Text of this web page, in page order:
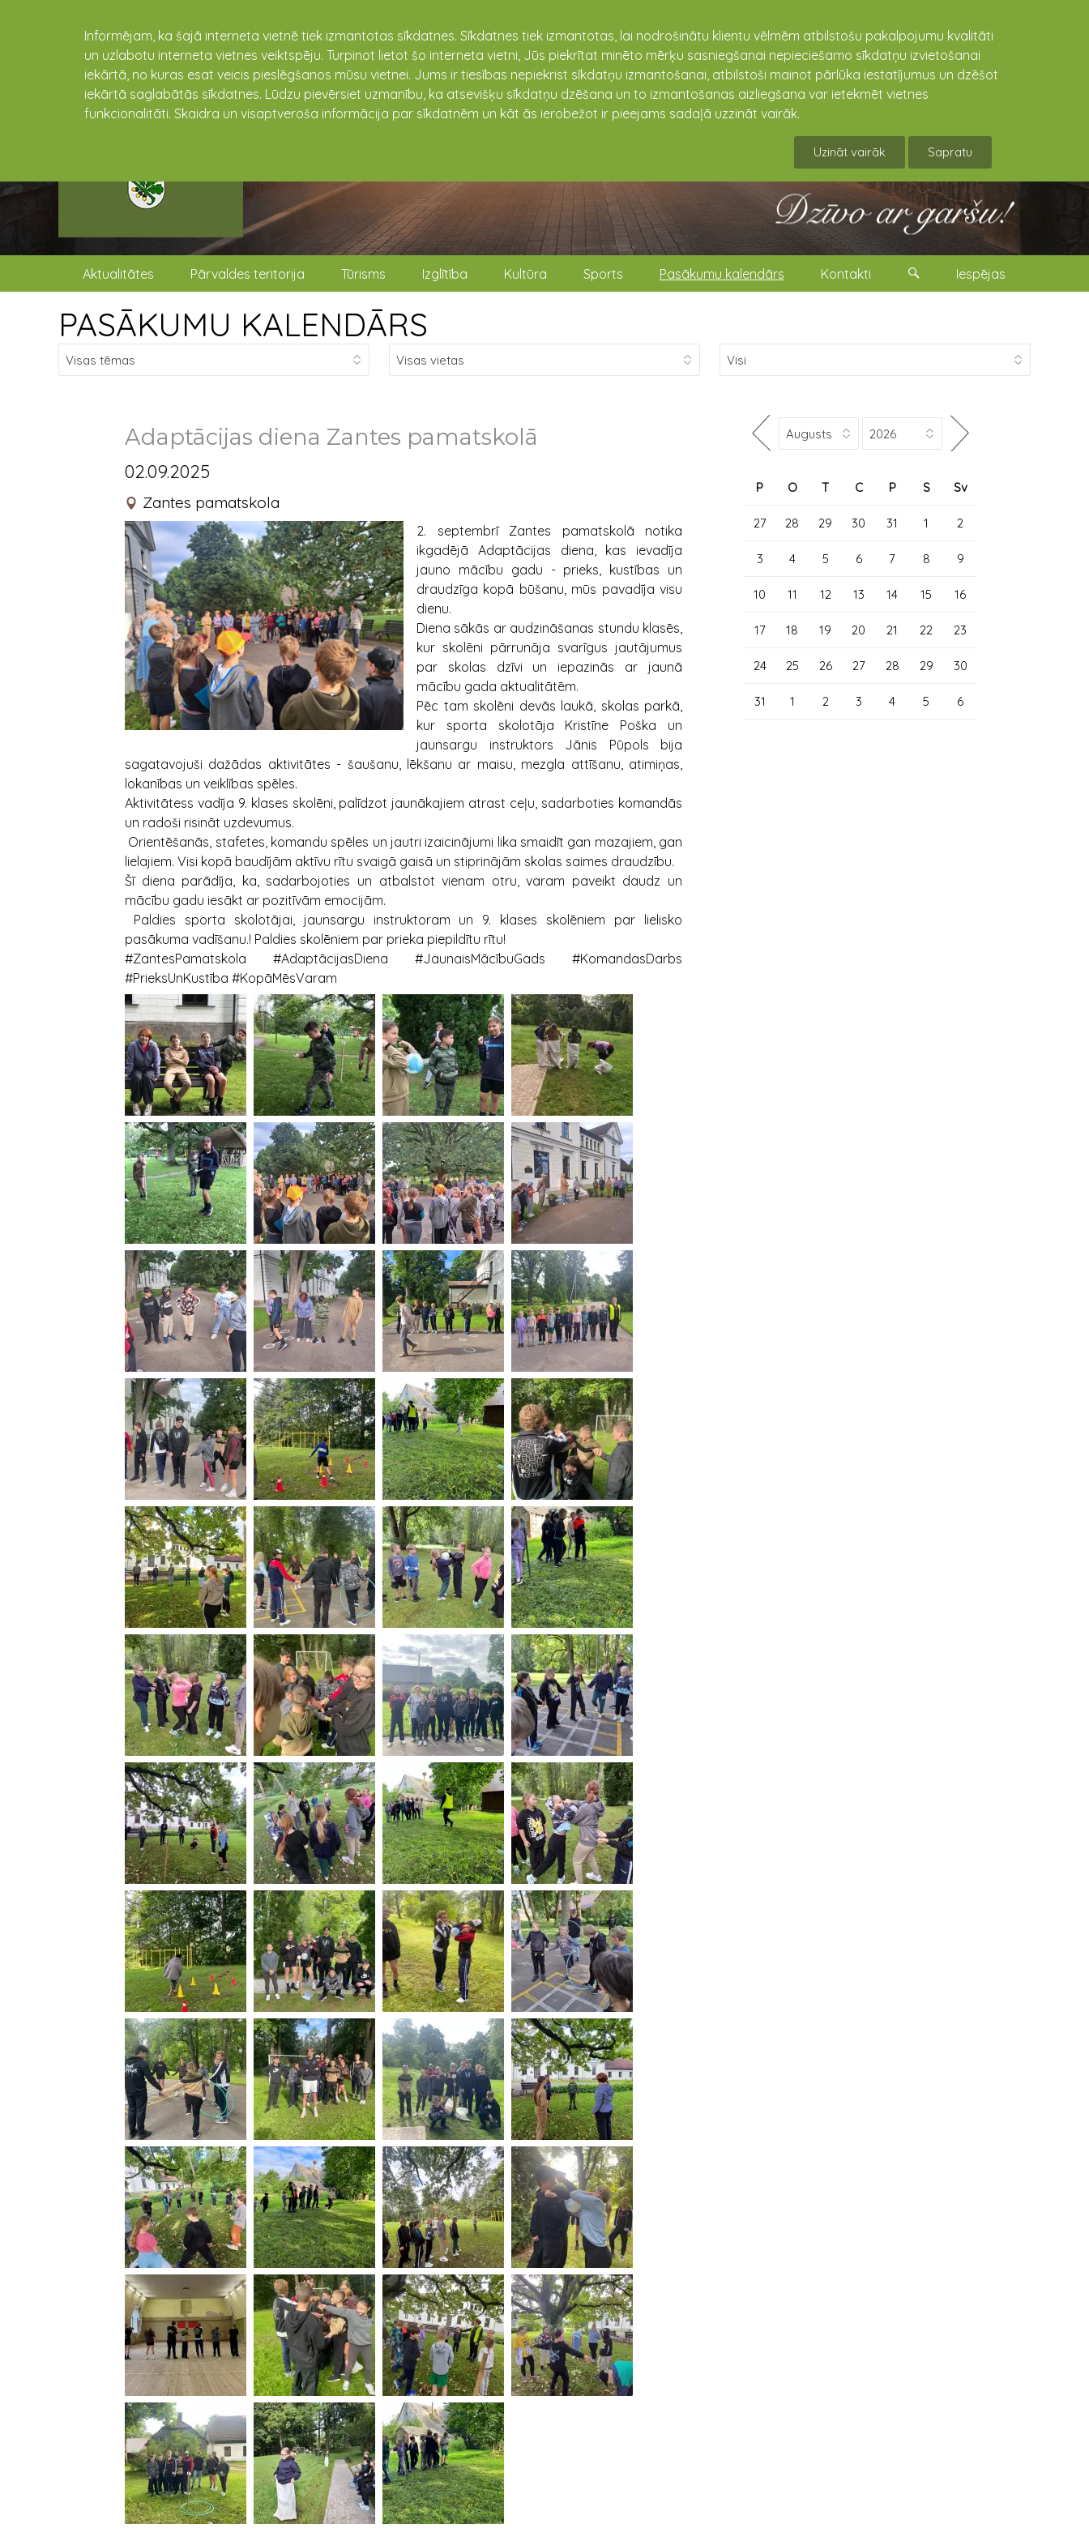
Informējam, ka šajā interneta vietnē tiek izmantotas sīkdatnes. Sīkdatnes tiek izmantotas, lai nodrošinātu klientu vēlmēm atbilstošu pakalpojumu kvalitāti
un uzlabotu interneta vietnes veiktspēju. Turpinot lietot šo interneta vietni, Jūs piekrītat minēto mērķu sasniegšanai nepieciešamo sīkdatņu izvietošanai
iekārtā, no kuras esat veicis pieslēgšanos mūsu vietnei. Jums ir tiesības nepiekrist sīkdatņu izmantošanai, atbilstoši mainot pārlūka iestatījumus un dzēšot
iekārtā saglabātās sīkdatnes. Lūdzu pievērsiet uzmanību, ka atsevišķu sīkdatņu dzēšana un to izmantošanas aizliegšana var ietekmēt vietnes
funkcionalitāti. Skaidra un visaptveroša informācija par sīkdatnēm un kāt ās ierobežot ir pieejams sadaļā uzzināt vairāk.
Uzināt vairāk Sapratu
Aktualitātes Pārvaldes teritorija Tūrisms Izglītība Kultūra Sports Pasākumu kalendārs Kontakti Iespējas
PASĀKUMU KALENDĀRS
Adaptācijas diena Zantes pamatskolā
02.09.2025
Zantes pamatskola
2. septembrī Zantes pamatskolā notika
ikgadējā Adaptācijas diena, kas ievadīja
jauno mācību gadu - prieks, kustības un
draudzīga kopā būšanu, mūs pavadīja visu
dienu.
Diena sākās ar audzināšanas stundu klasēs,
kur skolēni pārrunāja svarīgus jautājumus
par skolas dzīvi un iepazinās ar jaunā
mācību gada aktualitātēm.
Pēc tam skolēni devās laukā, skolas parkā,
kur sporta skolotāja Kristīne Poška un
jaunsargu instruktors Jānis Pūpols bija
sagatavojuši dažādas aktivitātes - šaušanu, lēkšanu ar maisu, mezgla attīšanu, atimiņas,
lokanības un veiklības spēles.
Aktivitātess vadīja 9. klases skolēni, palīdzot jaunākajiem atrast ceļu, sadarboties komandās
un radoši risināt uzdevumus.
Orientēšanās, stafetes, komandu spēles un jautri izaicinājumi lika smaidīt gan mazajiem, gan
lielajiem. Visi kopā baudījām aktīvu rītu svaigā gaisā un stiprinājām skolas saimes draudzību.
Šī diena parādīja, ka, sadarbojoties un atbalstot vienam otru, varam paveikt daudz un
mācību gadu iesākt ar pozitīvām emocijām.
Paldies sporta skolotājai, jaunsargu instruktoram un 9. klases skolēniem par lielisko
pasākuma vadīšanu.! Paldies skolēniem par prieka piepildītu rītu!
#ZantesPamatskola #AdaptācijasDiena #JaunaisMācībuGads #KomandasDarbs
#PrieksUnKustība #KopāMēsVaram
P O T C P S Sv
27 28 29 30 31 1 2
3 4 5 6 7 8 9
10 11 12 13 14 15 16
17 18 19 20 21 22 23
24 25 26 27 28 29 30
31 1 2 3 4 5 6